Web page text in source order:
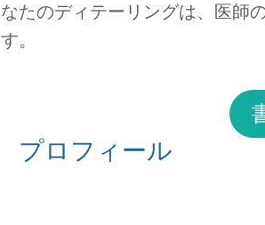
なたのディテーリングは、医師
す。
プロフィール